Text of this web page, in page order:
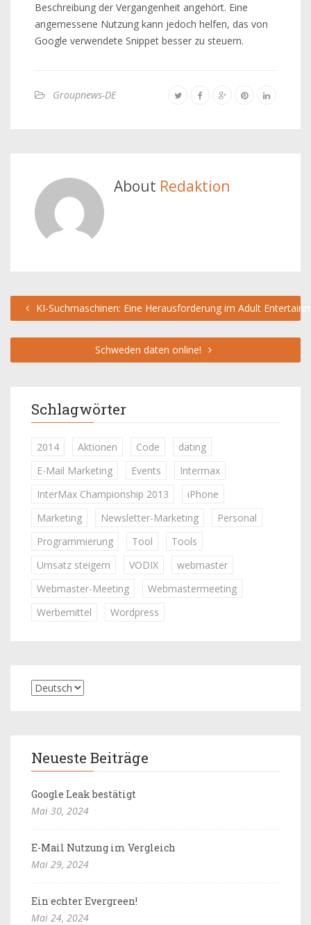
Beschreibung der Vergangenheit angehört. Eine
angemessene Nutzung kann jedoch helfen, das von
Google verwendete Snippet besser zu steuern.
Groupnews-DE
About Redaktion
KI-Suchmaschinen: Eine Herausforderung im Adult
Schweden daten online!
Schlagwörter
2014 Aktionen Code
dating
E-Mail Marketing
Events
Intermax
InterMax Championship 2013
iPhone
Marketing
Newsletter-Marketing
Personal
Programmierung
Tool
Tools
Umsatz steigern
VODIX
webmaster
Webmaster-Meeting
Webmastermeeting
Werbemittel
Wordpress
Neueste Beiträge
Google Leak bestätigt
Mai 30, 2024
E-Mail Nutzung im Vergleich
Mai 29, 2024
Ein echter Evergreen!
Mai 24, 2024